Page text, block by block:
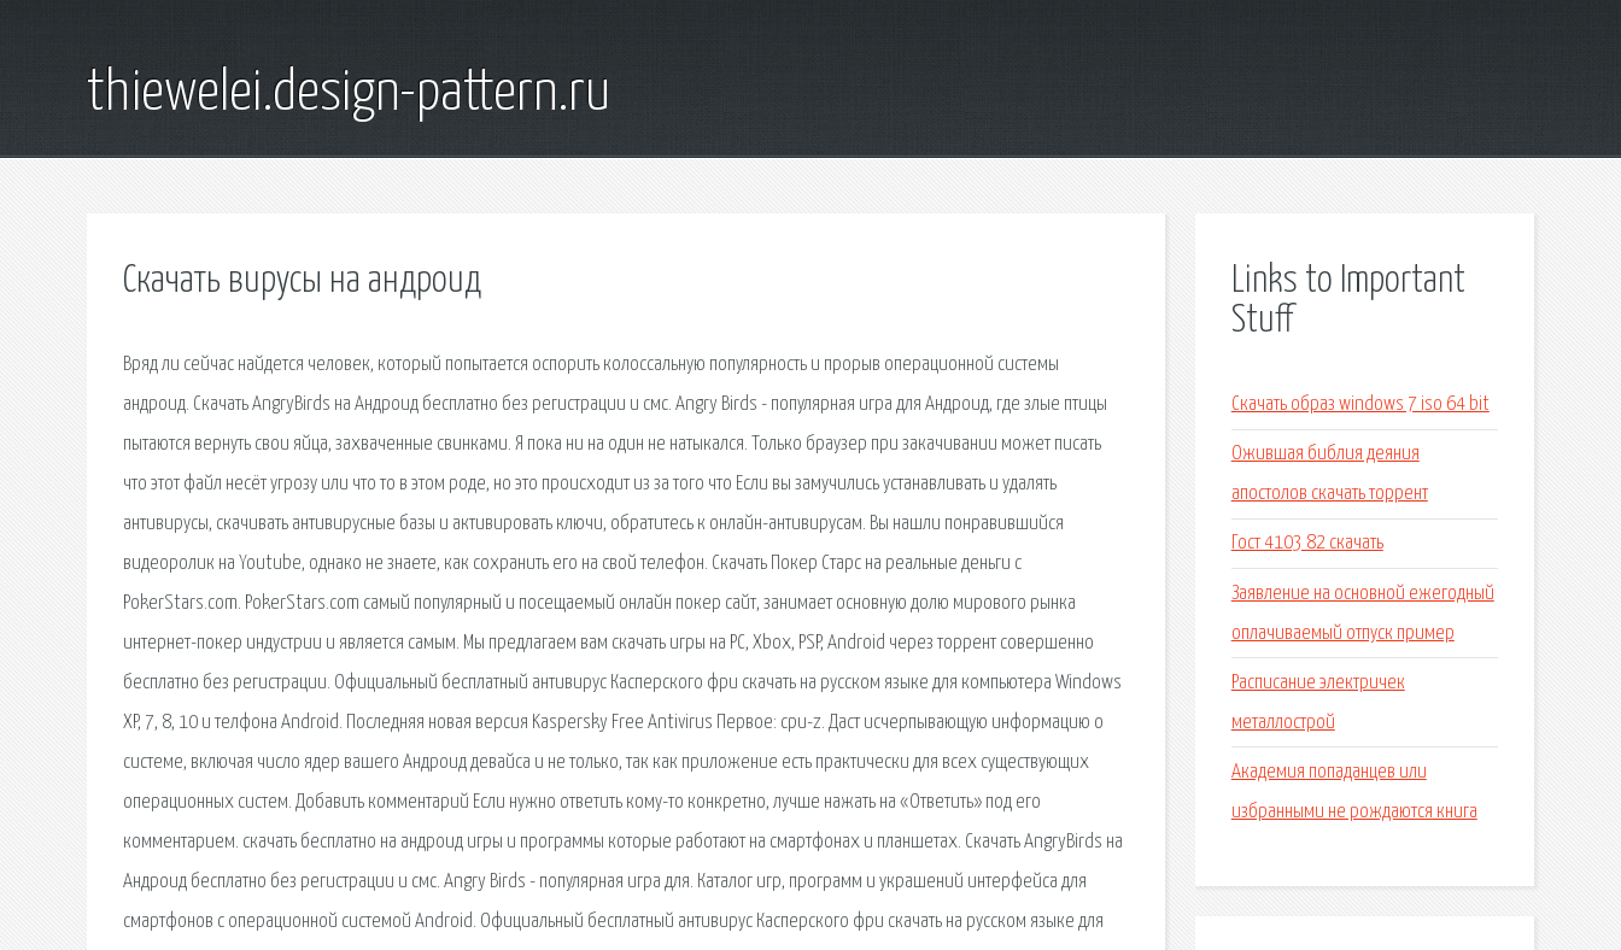
thiewelei.design-pattern.ru
Скачать вирусы на андроид
Вряд ли сейчас найдется человек, который попытается оспорить колоссальную популярность и прорыв операционной системы
андроид. Скачать AngryBirds на Андроид бесплатно без регистрации и смс. Angry Birds - популярная игра для Андроид, где злые птицы
пытаются вернуть свои яйца, захваченные свинками. Я пока ни на один не натыкался. Только браузер при закачивании может писать
что этот файл несёт угрозу или что то в этом роде, но это происходит из за того что Если вы замучились устанавливать и удалять
антивирусы, скачивать антивирусные базы и активировать ключи, обратитесь к онлайн-антивирусам. Вы нашли понравившийся
видеоролик на Youtube, однако не знаете, как сохранить его на свой телефон. Скачать Покер Старс на реальные деньги с
PokerStars.com. PokerStars.com самый популярный и посещаемый онлайн покер сайт, занимает основную долю мирового рынка
интернет-покер индустрии и является самым. Мы предлагаем вам скачать игры на PC, Xbox, PSP, Android через торрент совершенно
бесплатно без регистрации. Официальный бесплатный антивирус Касперского фри скачать на русском языке для компьютера Windows
XP, 7, 8, 10 и телфона Android. Последняя новая версия Kaspersky Free Antivirus Первое: cpu-z. Даст исчерпывающую информацию о
системе, включая число ядер вашего Андроид девайса и не только, так как приложение есть практически для всех существующих
операционных систем. Добавить комментарий Если нужно ответить кому-то конкретно, лучше нажать на «Ответить» под его
комментарием. cкачать бесплатно на андроид игры и программы которые работают на смартфонах и планшетах. Скачать AngryBirds на
Андроид бесплатно без регистрации и смс. Angry Birds - популярная игра для. Каталог игр, программ и украшений интерфейса для
смартфонов с операционной системой Android. Официальный бесплатный антивирус Касперского фри скачать на русском языке для
Links to Important
Stuff
Скачать образ windows 7 iso 64 bit
Ожившая библия деяния
апостолов скачать торрент
Гост 4103 82 скачать
Заявление на основной ежегодный
оплачиваемый отпуск пример
Расписание электричек
металлострой
Академия попаданцев или
избранными не рождаются книга